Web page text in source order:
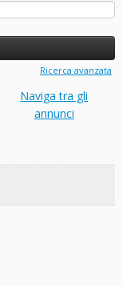
Ricerca avanzata
Naviga tra gli
annunci